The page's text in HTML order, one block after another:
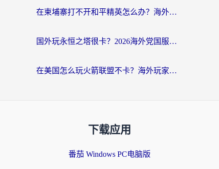
在柬埔寨打不开和平精英怎么办？海外党必看的国服游戏加速终极指南
国外玩永恒之塔很卡？2026海外党国服游戏加速器终极指南（附街头篮球坦克世界实测）
在美国怎么玩火箭联盟不卡？海外玩家国服游戏加速终极指南（附明日方舟美版王者荣耀优化技巧）
下载应用
番茄 Windows PC电脑版